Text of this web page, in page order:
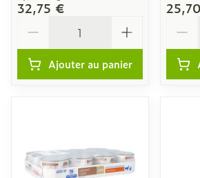
32,75 €
Ajouter au panier